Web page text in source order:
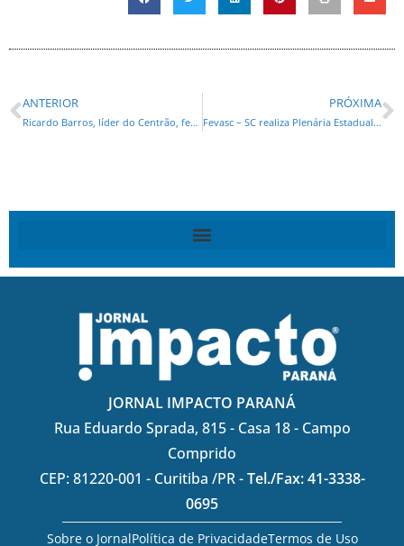
ANTERIOR
Ricardo Barros, líder do Centrão, fez lobby por empresa condenada por lesar aposentados
PRÓXIMA
Fevasc – SC realiza Plenária Estadual do asseio e vigilância em Itapema
JORNAL IMPACTO PARANÁ
Rua Eduardo Sprada, 815 - Casa 18 - Campo
Comprido
CEP: 81220-001 - Curitiba /PR -Tel./Fax: 41-3338-
0695
Sobre o JornalPolítica de PrivacidadeTermos de Uso